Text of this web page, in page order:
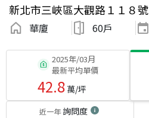
新北市三峽區大觀路１１８號
華廈 60戶
2025年/03月
最新平均單價
42.8萬/坪
近一年詢問度